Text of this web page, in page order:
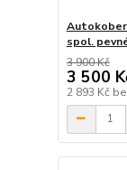
spol.
3 900 Kč
3 500
2 893 Kč